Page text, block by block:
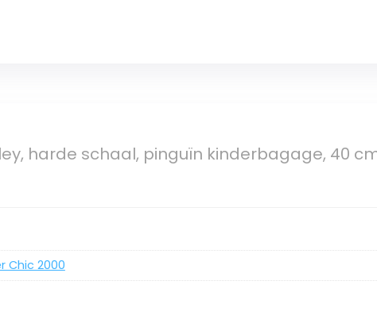
harde schaal, pinguïn kinderbagage, 40
Chic 2000